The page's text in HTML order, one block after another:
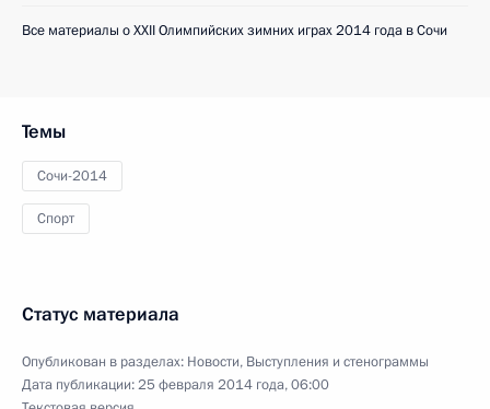
Все материалы о ХХII Олимпийских зимних играх 2014 года в Сочи
Темы
Сочи-2014
Спорт
Статус материала
Опубликован в разделах: Новости, Выступления и стенограммы
Дата публикации:25 февраля 2014 года, 06:00